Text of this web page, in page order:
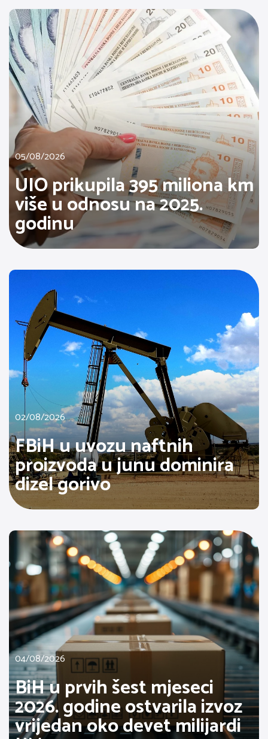
05/08/2026
UIO prikupila 395 miliona km
više u odnosu na 2025.
godinu
02/08/2026
FBiH u uvozu naftnih
proizvoda u junu dominira
dizel gorivo
04/08/2026
BiH u prvih šest mjeseci
2026. godine ostvarila izvoz
vrijedan oko devet milijardi